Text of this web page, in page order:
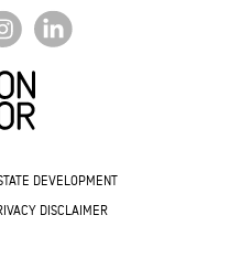
DEVELOPMENT
DISCLAIMER